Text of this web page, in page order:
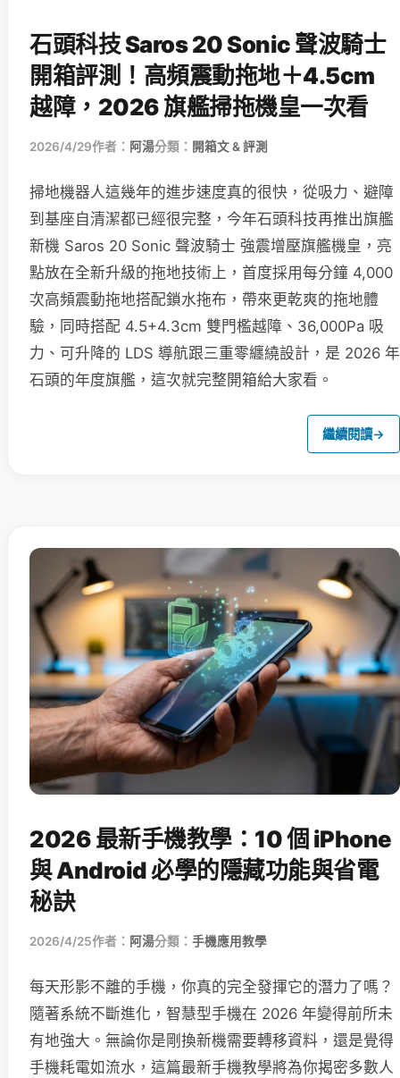
石頭科技 Saros 20 Sonic 聲波騎士
開箱評測！高頻震動拖地＋4.5cm
越障，2026 旗艦掃拖機皇一次看
2026/4/29作者： 阿湯分類： 開箱文 & 評測
掃地機器人這幾年的進步速度真的很快，從吸力、避障
到基座自清潔都已經很完整，今年石頭科技再推出旗艦
新機 Saros 20 Sonic 聲波騎士 強震增壓旗艦機皇，亮
點放在全新升級的拖地技術上，首度採用每分鐘 4,000
次高頻震動拖地搭配鎖水拖布，帶來更乾爽的拖地體
驗，同時搭配 4.5+4.3cm 雙門檻越障、36,000Pa 吸
力、可升降的 LDS 導航跟三重零纏繞設計，是 2026 年
石頭的年度旗艦，這次就完整開箱給大家看。
繼續閱讀→
2026 最新手機教學：10 個 iPhone
與 Android 必學的隱藏功能與省電
秘訣
2026/4/25作者： 阿湯分類： 手機應用教學
每天形影不離的手機，你真的完全發揮它的潛力了嗎？
隨著系統不斷進化，智慧型手機在 2026 年變得前所未
有地強大。無論你是剛換新機需要轉移資料，還是覺得
手機耗電如流水，這篇最新手機教學將為你揭密多數人